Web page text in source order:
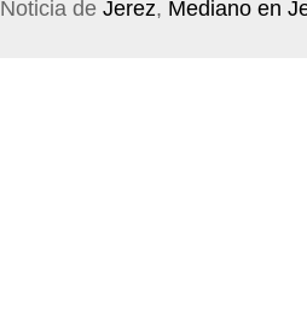
Noticia de Jerez, Mediano en